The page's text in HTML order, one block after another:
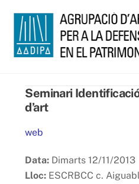
content
Seminari
d’art
web
Data: Dimarts 12/11/2013
Lloc: ESCRBCC c.